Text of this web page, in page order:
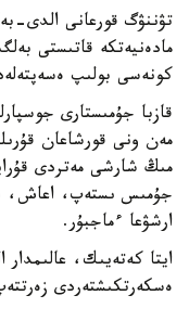
تۋننۋگ قورعانى الدى-
مادەنيەتكە قاتىستى
كونەسى بولىپ
قازبا جۇمىستارى
مىڭ شارشى مەتردى
جۇمىس ىستەپ، اعاش،
ارشۋعا ءماجبۇر.
ايتا كەتەيىك، عالىمدار
ەسكەرتكىشتەردى